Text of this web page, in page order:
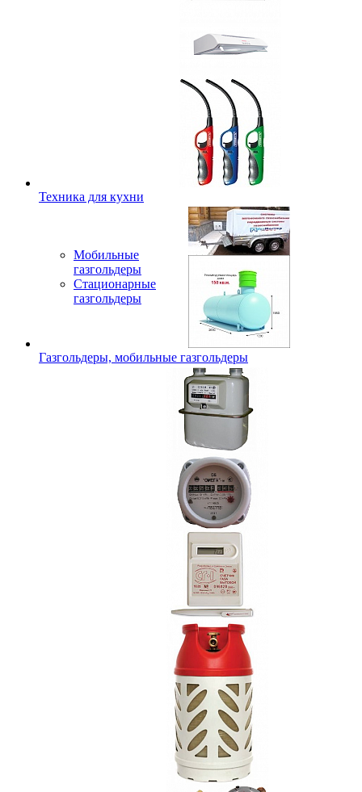
Техника для кухни
Мобильные
газгольдеры
Стационарные
газгольдеры
Газгольдеры, мобильные газгольдеры